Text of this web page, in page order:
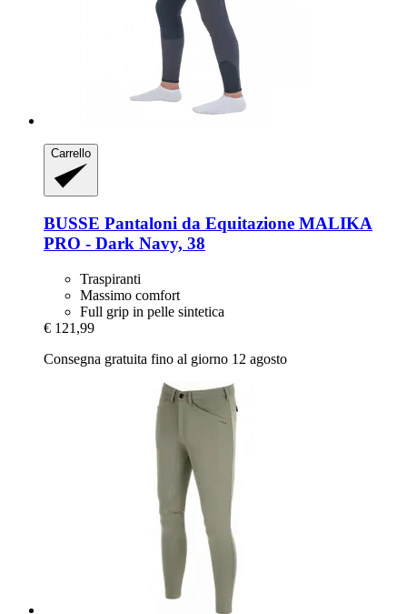
Carrello
BUSSE Pantaloni da Equitazione MALIKA
PRO -​ Dark Navy, 38
Traspiranti
Massimo comfort
Full grip in pelle sintetica
€ 121,99
Consegna gratuita fino al giorno 12 agosto